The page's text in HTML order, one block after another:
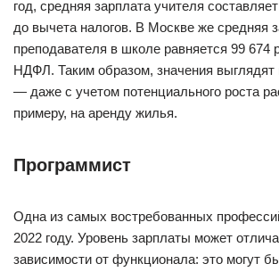
год, средняя зарплата учителя
до вычета налогов. В Москве же средняя
преподавателя в школе равняется 99 674
НДФЛ. Таким образом, значения выглядят
— даже с учетом потенциального роста
примеру, на аренду жилья.
Программист
Одна из самых востребованных
2022 году. Уровень зарплаты может
зависимости от функционала: это могут